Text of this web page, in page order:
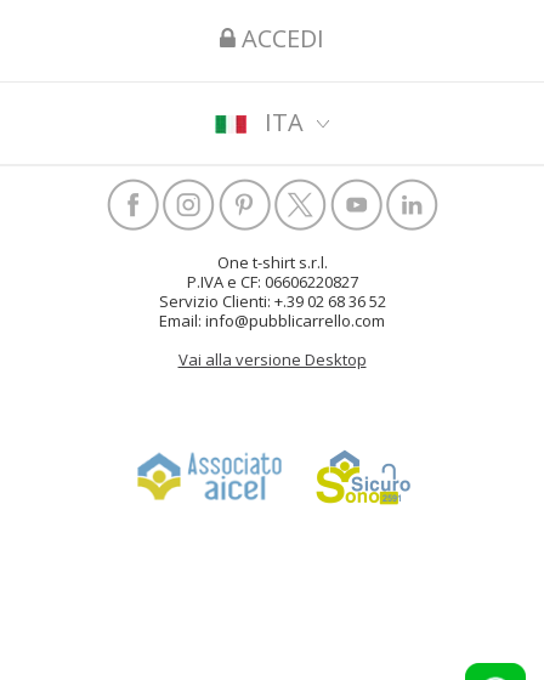
ACCEDI
ITA
One t-shirt s.r.l.
P.IVA e CF: 06606220827
Servizio Clienti: +.39 02 68 36 52
Email: info@pubblicarrello.com
Vai alla versione Desktop